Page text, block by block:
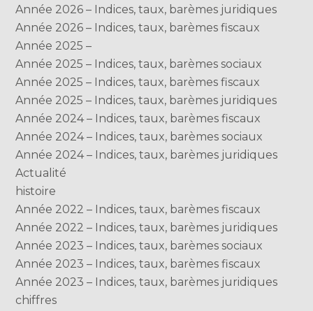
Année 2026 – Indices, taux, barèmes juridiques
Année 2026 – Indices, taux, barèmes fiscaux
Année 2025 –
Année 2025 – Indices, taux, barèmes sociaux
Année 2025 – Indices, taux, barèmes fiscaux
Année 2025 – Indices, taux, barèmes juridiques
Année 2024 – Indices, taux, barèmes fiscaux
Année 2024 – Indices, taux, barèmes sociaux
Année 2024 – Indices, taux, barèmes juridiques
Actualité
histoire
Année 2022 – Indices, taux, barèmes fiscaux
Année 2022 – Indices, taux, barèmes juridiques
Année 2023 – Indices, taux, barèmes sociaux
Année 2023 – Indices, taux, barèmes fiscaux
Année 2023 – Indices, taux, barèmes juridiques
chiffres